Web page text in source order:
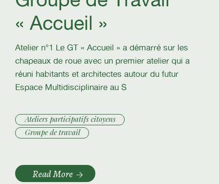
« Accueil »
Atelier n°1 Le GT « Accueil » a démarré sur les
chapeaux de roue avec un premier atelier qui a
réuni habitants et architectes autour du futur
Espace Multidisciplinaire au S
Ateliers participatifs citoyens
Groupe de travail
Read More